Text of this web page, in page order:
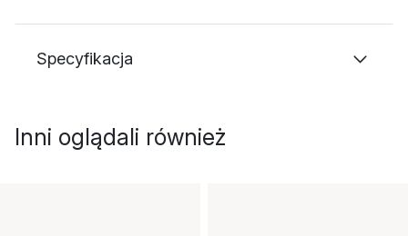
Specyfikacja
Inni oglądali również